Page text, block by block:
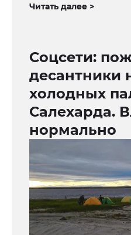
Читать далее >
Соцсети:
десантники
холодных
Салехарда.
нормально